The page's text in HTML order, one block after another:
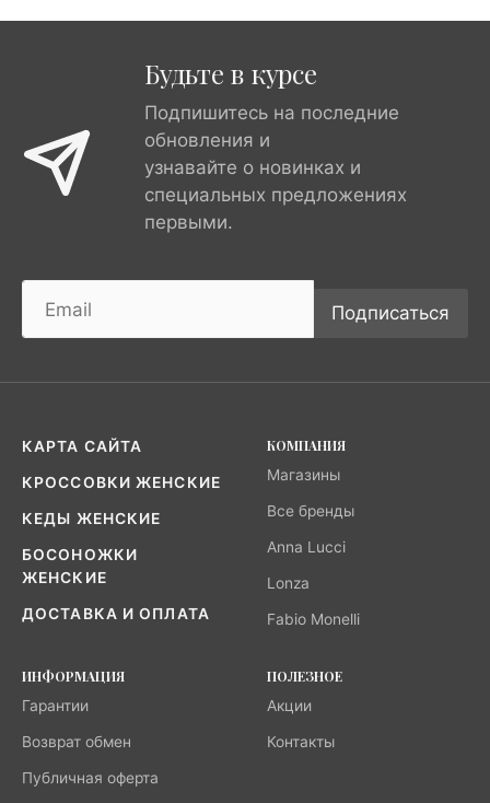
Будьте в курсе
Подпишитесь на последние
обновления и
узнавайте о новинках и
специальных предложениях
первыми.
Подписаться
КАРТА САЙТА
КРОССОВКИ ЖЕНСКИЕ
КЕДЫ ЖЕНСКИЕ
БОСОНОЖКИ
ЖЕНСКИЕ
ДОСТАВКА И ОПЛАТА
КОМПАНИЯ
Магазины
Все бренды
Anna Lucci
Lonza
Fabio Monelli
ИНФОРМАЦИЯ
Гарантии
Возврат обмен
Публичная оферта
ПОЛЕЗНОЕ
Акции
Контакты